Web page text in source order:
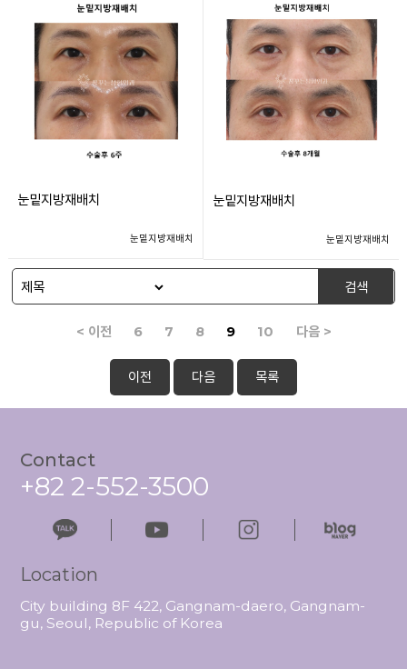
눈밑지방재배치
눈밑지방재배치
눈밑지방재배치
눈밑지방재배치
검색
< 이전 6 7 8 9 10 다음 >
이전 다음 목록
Contact
+82 2-552-3500
Location
City building 8F 422, Gangnam-daero, Gangnam-
gu, Seoul, Republic of Korea